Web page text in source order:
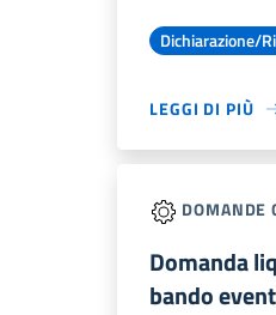
Dichiarazione/
LEGGI DI PIÙ
DOMANDE
Domanda
bando